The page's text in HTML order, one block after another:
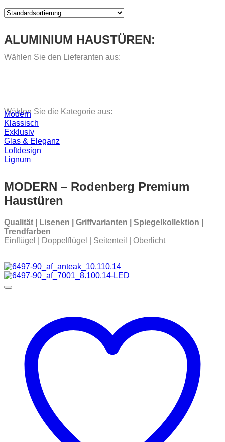
ALUMINIUM HAUSTÜREN:
Wählen Sie den Lieferanten aus:
Wählen Sie die Kategorie aus:
Modern
Klassisch
Exklusiv
Glas & Eleganz
Loftdesign
Lignum
MODERN – Rodenberg Premium
Haustüren
Qualität | Lisenen | Griffvarianten | Spiegelkollektion |
Trendfarben
Einflügel | Doppelflügel | Seitenteil | Oberlicht